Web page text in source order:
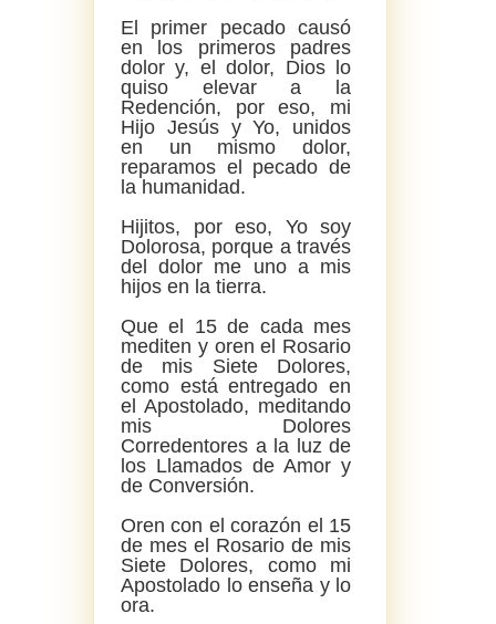
El primer pecado causó
en los primeros padres
dolor y, el dolor, Dios lo
quiso elevar a la
Redención, por eso, mi
Hijo Jesús y Yo, unidos
en un mismo dolor,
reparamos el pecado de
la humanidad.
Hijitos, por eso, Yo soy
Dolorosa, porque a través
del dolor me uno a mis
hijos en la tierra.
Que el 15 de cada mes
mediten y oren el Rosario
de mis Siete Dolores,
como está entregado en
el Apostolado, meditando
mis Dolores
Corredentores a la luz de
los Llamados de Amor y
de Conversión.
Oren con el corazón el 15
de mes el Rosario de mis
Siete Dolores, como mi
Apostolado lo enseña y lo
ora.